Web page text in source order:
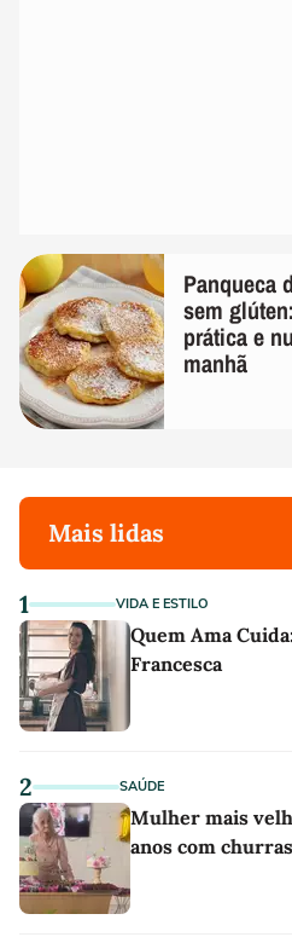
Panqueca
sem
prática e
manhã
Mais lidas
1 VIDA E ESTILO
Quem Ama
Francesca
2 SAÚDE
Mulher mais
anos com